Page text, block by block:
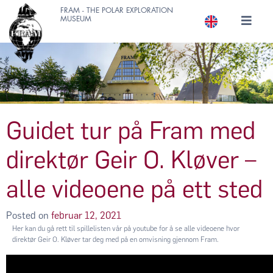
FRAM - THE POLAR EXPLORATION
MUSEUM
Guidet tur på Fram med
direktør Geir O. Kløver –
alle videoene på ett sted
Posted on februar 12, 2021
Her kan du gå rett til spillelisten vår på youtube for å se alle videoene hvor
direktør Geir O. Kløver tar deg med på en omvisning gjennom Fram.